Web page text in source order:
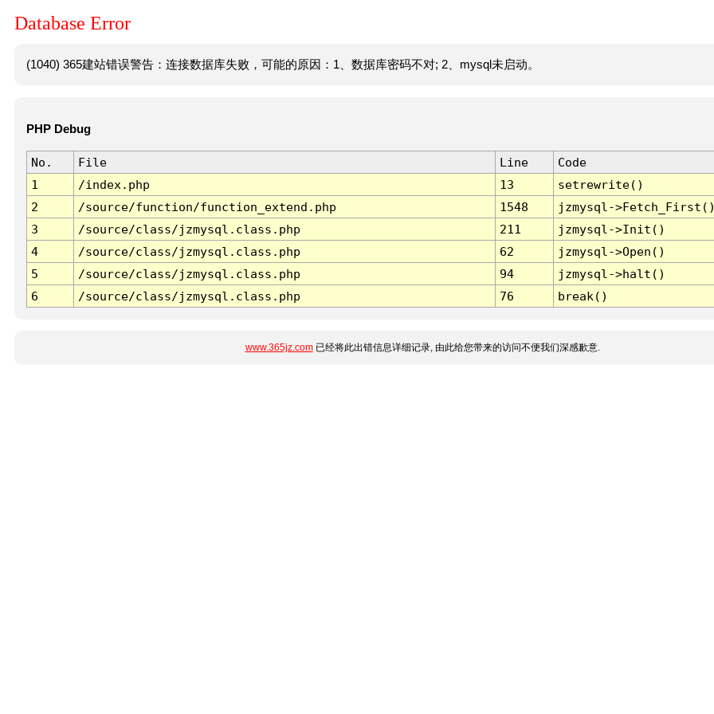
Database Error
(1040) 365建站错误警告：连接数据库失败，可能的原因：1、数据库密码不对; 2、mysql未启动。
PHP Debug
No. File Line
Code
1
/index.php 13
setrewrite()
2
/source/function/function_extend.php 1548
jzmysql-
3
/source/class/jzmysql.class.php 211
jzmysql->Init()
4
/source/class/jzmysql.class.php 62
jzmysql->Open()
5
/source/class/jzmysql.class.php 94
jzmysql->halt()
6
/source/class/jzmysql.class.php 76 break()
www.365jz.com已经将此出错信息详细记录, 由此给您带来的访问不便我们深感歉意.